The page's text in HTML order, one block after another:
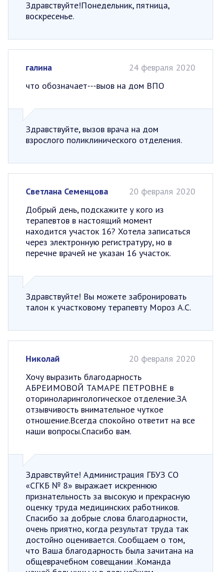
Здравствуйте!Понедельник, пятница,
воскресенье.
галина
24 февраля 2020
что обозначает---выов на дом ВПО
Здравствуйте, вызов врача на дом
взрослого поликлинического отделения.
Светлана Семенцова
20 февраля 2020
Добрый день, подскажите у кого из
терапевтов в настоящий момент
находится участок 16? Хотела записаться
через электронную регистратуру, но в
перечне врачей не указан 16 участок.
Здравствуйте! Вы можете забронировать
талон к участковому терапевту Мороз А.С.
Николай
20 февраля 2020
Хочу выразить благодарность
АБРЕИМОВОЙ ТАМАРЕ ПЕТРОВНЕ в
оториноларингологическое отделение.ЗА
отзывчивость внимательное чуткое
отношение.Всегда спокойно ответит на все
наши вопросы.Спасибо вам.
Здравствуйте! Администрация ГБУЗ СО
«СГКБ № 8» выражает искреннюю
признательность за высокую и прекрасную
оценку труда медицинских работников.
Спасибо за добрые слова благодарности,
очень приятно, когда результат труда так
достойно оценивается. Сообщаем о том,
что Ваша благодарность была зачитана на
общеврачебном совещании .Команда